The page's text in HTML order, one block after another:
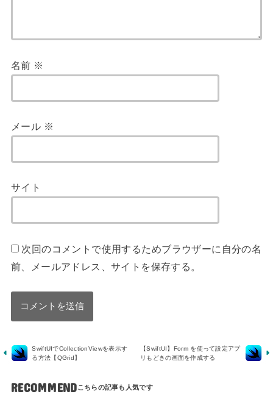
名前 ※
メール ※
サイト
次回のコメントで使用するためブラウザーに自分の名
前、メールアドレス、サイトを保存する。
SwiftUIでCollectionViewを表示す
る方法【QGrid】
【SwiftUI】Form を使って設定アプ
リもどきの画面を作成する
RECOMMEND